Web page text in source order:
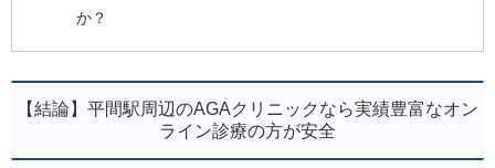
か？
【結論】平間駅周辺のAGAクリニックなら実績豊富なオン
ライン診療の方が安全